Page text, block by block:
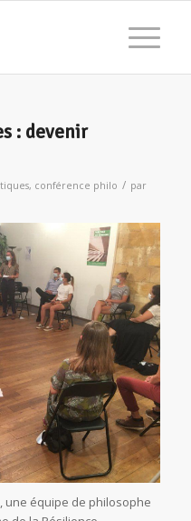
: devenir
, conférence philo / par
une équipe de philosophe